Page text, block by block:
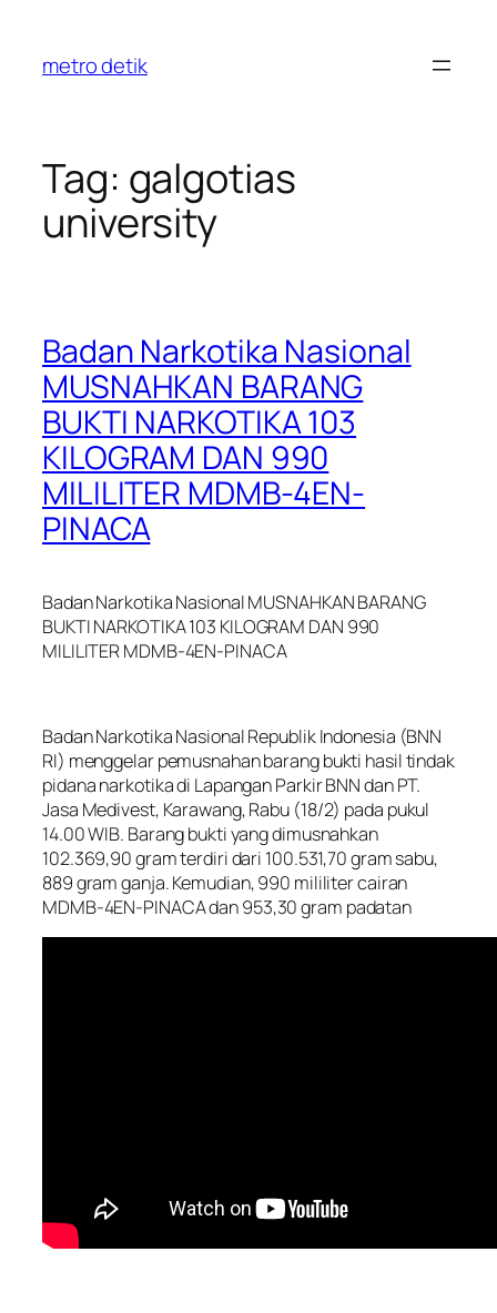
content
metro detik
Tag: galgotias
university
Badan Narkotika Nasional
MUSNAHKAN BARANG
BUKTI NARKOTIKA 103
KILOGRAM DAN 990
MILILITER MDMB-4EN-
PINACA
Badan Narkotika Nasional MUSNAHKAN BARANG
BUKTI NARKOTIKA 103 KILOGRAM DAN 990
MILILITER MDMB-4EN-PINACA
Badan Narkotika Nasional Republik Indonesia (BNN
RI) menggelar pemusnahan barang bukti hasil tindak
pidana narkotika di Lapangan Parkir BNN dan PT.
Jasa Medivest, Karawang, Rabu (18/2) pada pukul
14.00 WIB. Barang bukti yang dimusnahkan
102.369,90 gram terdiri dari 100.531,70 gram sabu,
889 gram ganja. Kemudian, 990 mililiter cairan
MDMB-4EN-PINACA dan 953,30 gram padatan